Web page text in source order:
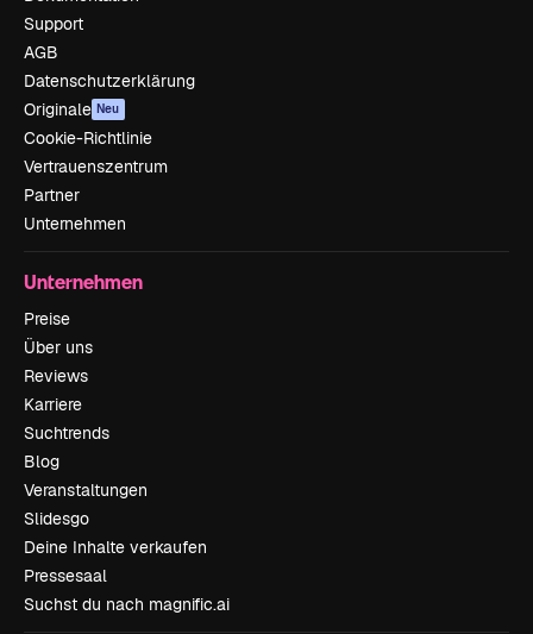
Support
AGB
Datenschutzerklärung
Originale Neu
Cookie-Richtlinie
Vertrauenszentrum
Partner
Unternehmen
Unternehmen
Preise
Über uns
Reviews
Karriere
Suchtrends
Blog
Veranstaltungen
Slidesgo
Deine Inhalte verkaufen
Pressesaal
Suchst du nach magnific.ai